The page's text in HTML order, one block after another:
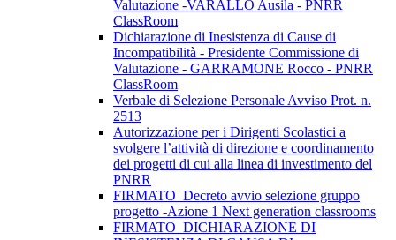
Valutazione -VARALLO Ausila - PNRR
ClassRoom
Dichiarazione di Inesistenza di Cause di
Incompatibilità - Presidente Commissione di
Valutazione - GARRAMONE Rocco - PNRR
ClassRoom
Verbale di Selezione Personale Avviso Prot. n.
2513
Autorizzazione per i Dirigenti Scolastici a
svolgere l’attività di direzione e coordinamento
dei progetti di cui alla linea di investimento del
PNRR
FIRMATO_Decreto avvio selezione gruppo
progetto -Azione 1 Next generation classrooms
FIRMATO_DICHIARAZIONE DI